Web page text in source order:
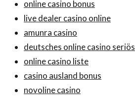
online casino bonus
live dealer casino online
amunra casino
deutsches online casino seriös
online casino liste
casino ausland bonus
novoline casino